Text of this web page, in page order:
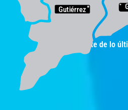
y entérate de lo
Gutiérrez